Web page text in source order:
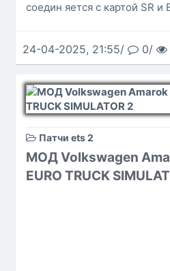
соедин яется с картой SR и
24-04-2025, 21:55/ 0/
Патчи ets 2
МОД Volkswagen
EURO TRUCK